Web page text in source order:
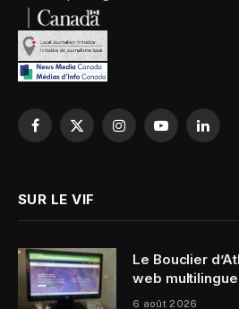
Facebook
X
InstagramYouTube
SUR LE VIF
Le Bouclier
web multilingue
6 août 2026